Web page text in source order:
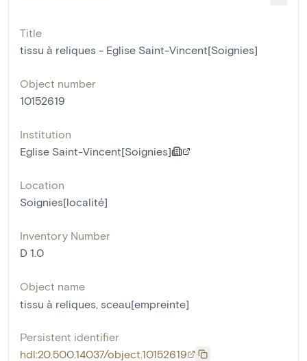
Title
tissu à reliques - Eglise Saint-Vincent[Soignies]
Object number
10152619
Institution
Eglise Saint-Vincent[Soignies]
Location
Soignies[localité]
Inventory Number
D 1.0
Object name
tissu à reliques, sceau[empreinte]
Persistent identifier
hdl:20.500.14037/object.10152619